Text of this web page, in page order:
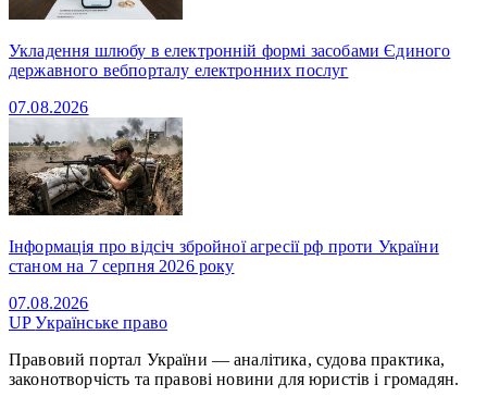
Укладення шлюбу в електронній формі засобами Єдиного
державного вебпорталу електронних послуг
07.08.2026
Інформація про відсіч збройної агресії рф проти України
станом на 7 серпня 2026 року
07.08.2026
UPУкраїнське право
Правовий портал України — аналітика, судова практика,
законотворчість та правові новини для юристів і громадян.